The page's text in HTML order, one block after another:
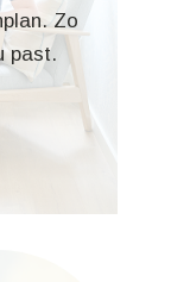
Zo
past.